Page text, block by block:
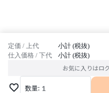
定価 / 上代 小計 (税抜)
仕入価格 / 下代 小計 (税抜)
お気に入りはロ
数量: 1